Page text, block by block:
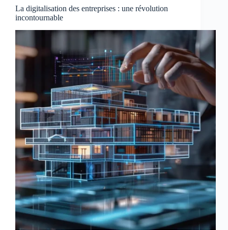
La digitalisation des entreprises : une révolution
incontournable